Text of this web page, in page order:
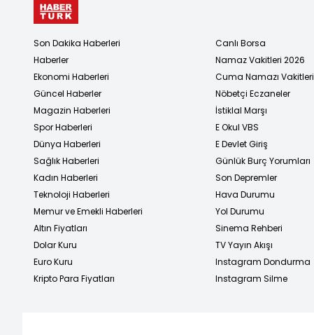
Son Dakika Haberleri
Haberler
Ekonomi Haberleri
Güncel Haberler
Magazin Haberleri
Spor Haberleri
Dünya Haberleri
Sağlık Haberleri
Kadın Haberleri
Teknoloji Haberleri
Memur ve Emekli Haberleri
Altın Fiyatları
Dolar Kuru
Euro Kuru
Kripto Para Fiyatları
Canlı Borsa
Namaz Vakitleri 2026
Cuma Namazı Vakitleri
Nöbetçi Eczaneler
İstiklal Marşı
E Okul VBS
E Devlet Giriş
Günlük Burç Yorumları
Son Depremler
Hava Durumu
Yol Durumu
Sinema Rehberi
TV Yayın Akışı
Instagram Dondurma
Instagram Silme